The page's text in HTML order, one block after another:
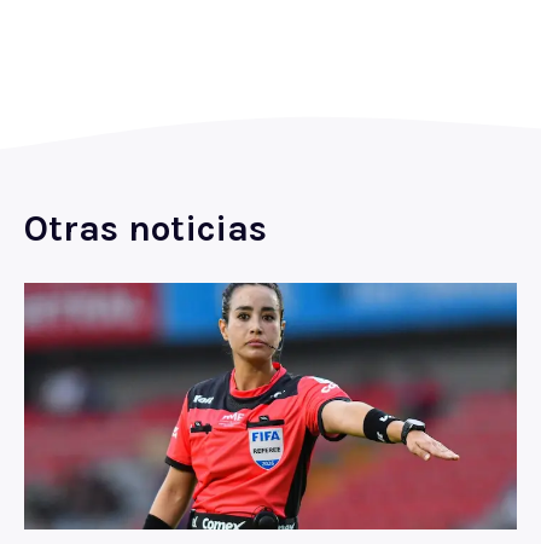
Otras noticias